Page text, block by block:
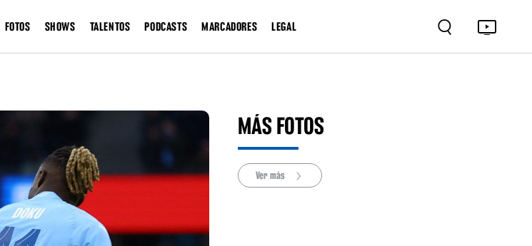
FOTOS SHOWS TALENTOS PODCASTS MARCADORES LEGAL
MÁS FOTOS
Ver más